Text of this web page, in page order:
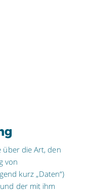
über die Art, den
von
kurz „Daten“)
der mit ihm